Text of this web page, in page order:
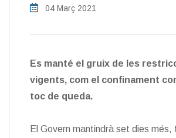
04 Març 2021
Es manté el gruix de les
vigents, com el confinament
toc de queda.
El Govern mantindrà set dies més,